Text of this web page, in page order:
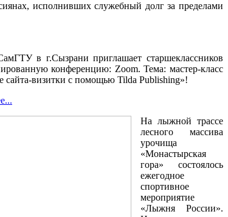
исполнивших служебный долг за пределами
в г.Сызрани приглашает старшеклассников
конференцию: Zoom. Тема: мастер-класс
сайта-визитки с помощью Tilda Publishing»!
На лыжной трассе
лесного массива
урочища
«Монастырская
гора» состоялось
ежегодное
спортивное
мероприятие
«Лыжня России».